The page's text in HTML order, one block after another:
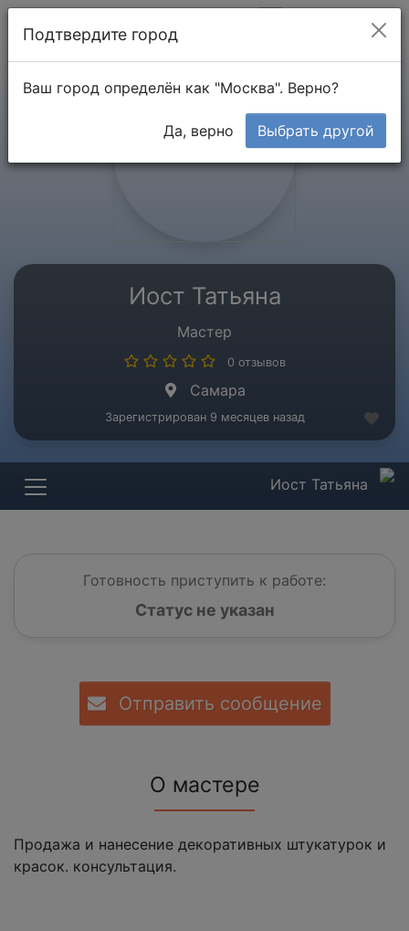
Иост Татьяна
Мастер
0 отзывов
Самара
Зарегистрирован 9 месяцев назад
Иост Татьяна
Готовность приступить к работе:
Статус не указан
Отправить сообщение
О мастере
Продажа и нанесение декоративных штукатурок и
красок. консультация.
Подтвердите город
Ваш город определён как "Москва". Верно?
Да, верно Выбрать другой